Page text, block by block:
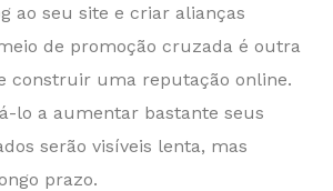
ao seu site e criar alianças
de promoção cruzada é outra
construir uma reputação online.
lo a aumentar bastante seus
serão visíveis lenta, mas
prazo.